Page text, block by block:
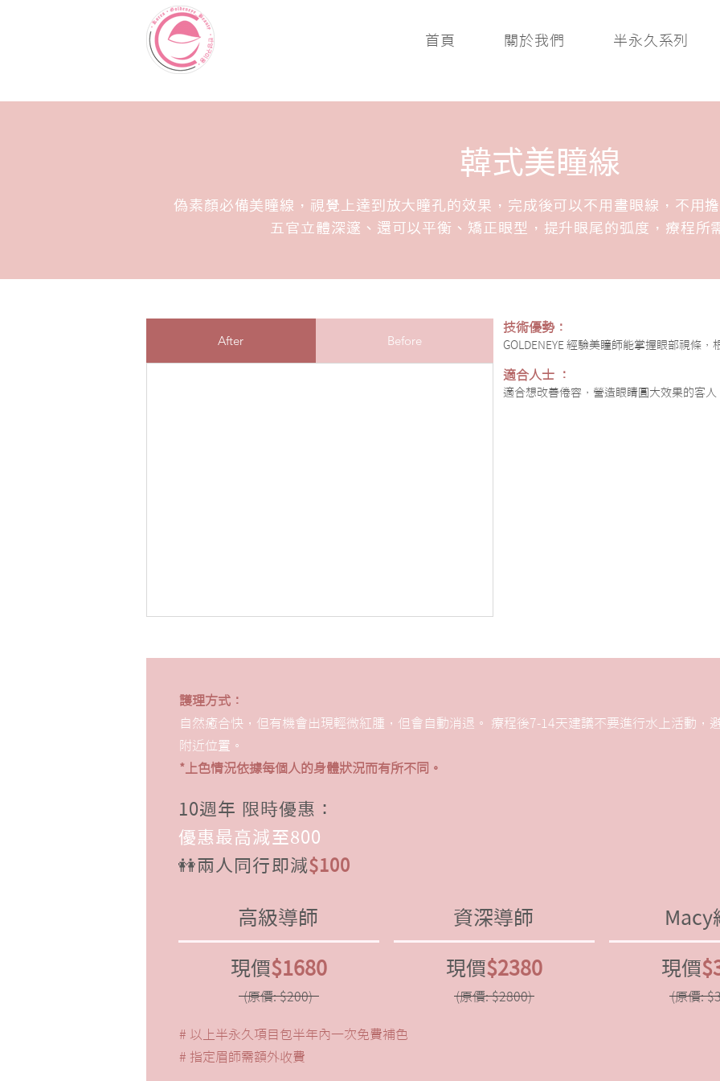
首頁 關於我們 半永久系列
韓式美瞳線
偽素顏必備美瞳線，視覺上達到放大瞳孔的效果，完成後可以不用畫眼線，不用
五官立體深邃、還可以平衡、矯正眼型，提升眼尾的弧度，療程所
After Before
技術優勢：
GOLDENEYE 經驗美瞳師能掌握眼部視條
適合人士 ：
適合想改善倦容，營造眼睛圓大效果的客人
護理方式：
自然癒合快，但有機會出現輕微紅腫，但會自動消退。 療程後7-14天建議不要進行水上活動，
附近位置。
*上色情況依據每個人的身體狀況而有所不同。
10週年 限時優惠：
​優惠最高減至800
👭兩人同行即減$100
高級導師
現價$1680
(原價: $200)
資深導師
現價$2380
(原價: $2800)
Macy
現價
(原價:
# 以上半永久項目包半年內一次免費補色
# 指定眉師需額外收費